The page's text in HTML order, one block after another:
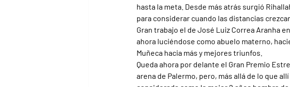
hasta la meta. Desde más atrás surgió
para considerar cuando las distancias
Gran trabajo el de José Luiz Correa Aranha
ahora luciéndose como abuelo materno,
Muñeca hacia más y mejores triunfos.
Queda ahora por delante el Gran Premio
arena de Palermo, pero, más allá de lo que